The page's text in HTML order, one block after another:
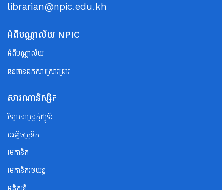
librarian@npic.edu.kh
អំពីបណ្ណាល័យ NPIC
អំពីបណ្ណាល័យ
ធនធានឯកសារស្រាវជ្រាវ
សារណានិស្សិត
វិទ្យាសាស្ត្រកុំព្យូទ័រ
អេឡិចត្រូនិក
មេកានិក
មេកានិករថយន្ត
អគ្គិសនី